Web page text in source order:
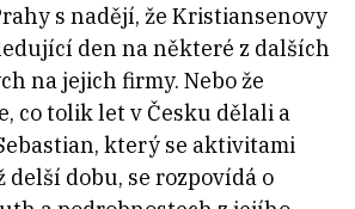
s nadějí, že Kristiansenovy
den na některé z dalších
na jejich firmy. Nebo že
co tolik let v Česku dělali a
který se aktivitami
dobu, se rozpovídá o